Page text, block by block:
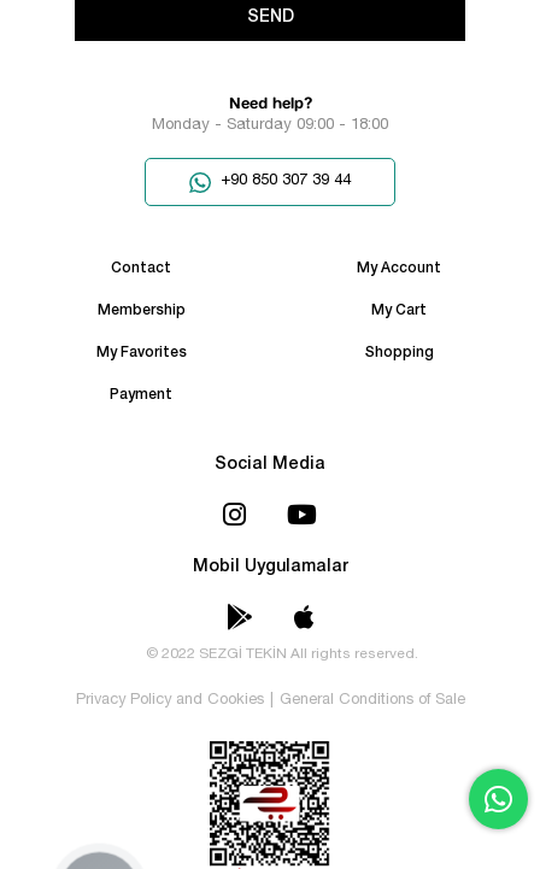
SEND
Need help?
Monday - Saturday 09:00 - 18:00
+90 850 307 39 44
Contact My Account
Membership My Cart
My Favorites Shopping
Payment
Social Media
Mobil Uygulamalar
© 2022 SEZGİ TEKİN All rights reserved.
Privacy Policy and Cookies General Conditions of Sale